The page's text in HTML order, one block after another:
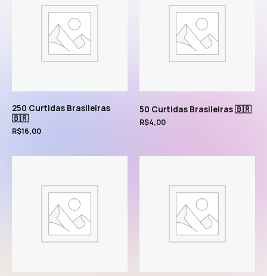
250 Curtidas Brasileiras
🇧🇷
R$16,00
50 Curtidas Brasileiras 🇧🇷
R$4,00